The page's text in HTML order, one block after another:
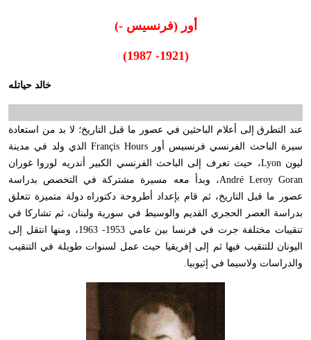
أور (فرنسيس -)
(1921- 1987)
خالد حياتله
عند التطرق إلى أعلام الباحثين في عصور ما قبل التاريخ؛ لا بد من استعادة
سيرة الباحث الفرنسي فرنسيس أور Françis Hours الذي ولد في مدينة
ليون Lyon، حيث تعرف إلى الباحث الفرنسي الكبير أندريه لوروا غوران
André Leroy Goran، وبدأ معه مسيرة مشتركة في التخصص بدراسة
عصور ما قبل التاريخ، ثم قام بإعداد أطروحة دكتوراه دولة متميزة تتعلق
بدراسة العصر الحجري القديم والوسيط في سورية ولبنان، ثم تشاركا في
تنقيبات مختلفة جرت في فرنسا بين عامي 1953- 1963، ومنها انتقل إلى
اليونان للتنقيب فيها ثم إلى إفريقيا حيث عمل لسنوات طويلة في التنقيب
والدراسات ولاسيما في إثيوبيا.